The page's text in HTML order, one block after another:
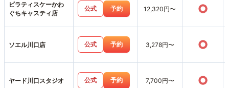
ピラティスケーかわ
ぐちキャスティ店
公式 予約 12,320円〜 ○
ソエル川口店 公式 予約 3,278円〜 ○
ヤード川口スタジオ 公式 予約 7,700円〜 ○